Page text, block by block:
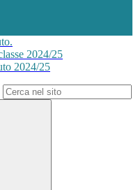
2024/25
2024/25